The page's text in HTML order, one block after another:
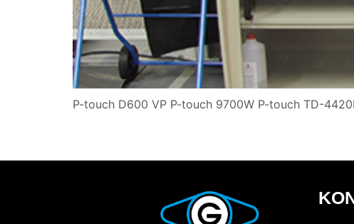
P-touch D600 VP P-touch 9700W P-touch TD-